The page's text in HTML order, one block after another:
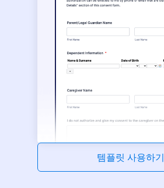
템플릿 사용하기